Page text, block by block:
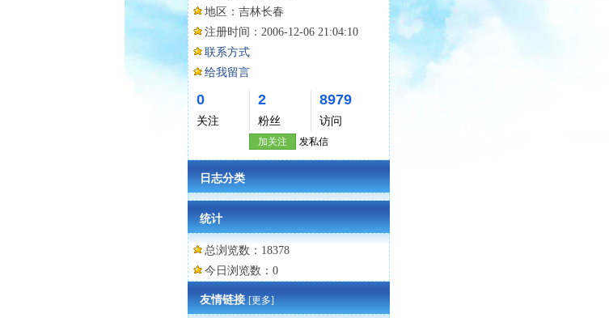
地区： 吉林长春
注册时间： 2006-12-06 21:04:10
联系方式
给我留言
0
关注
2
粉丝
8979
访问
加关注 发私信
日志分类
统计
总浏览数：18378
今日浏览数：0
友情链接[更多]